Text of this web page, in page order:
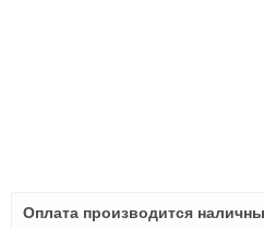
Оплата производится